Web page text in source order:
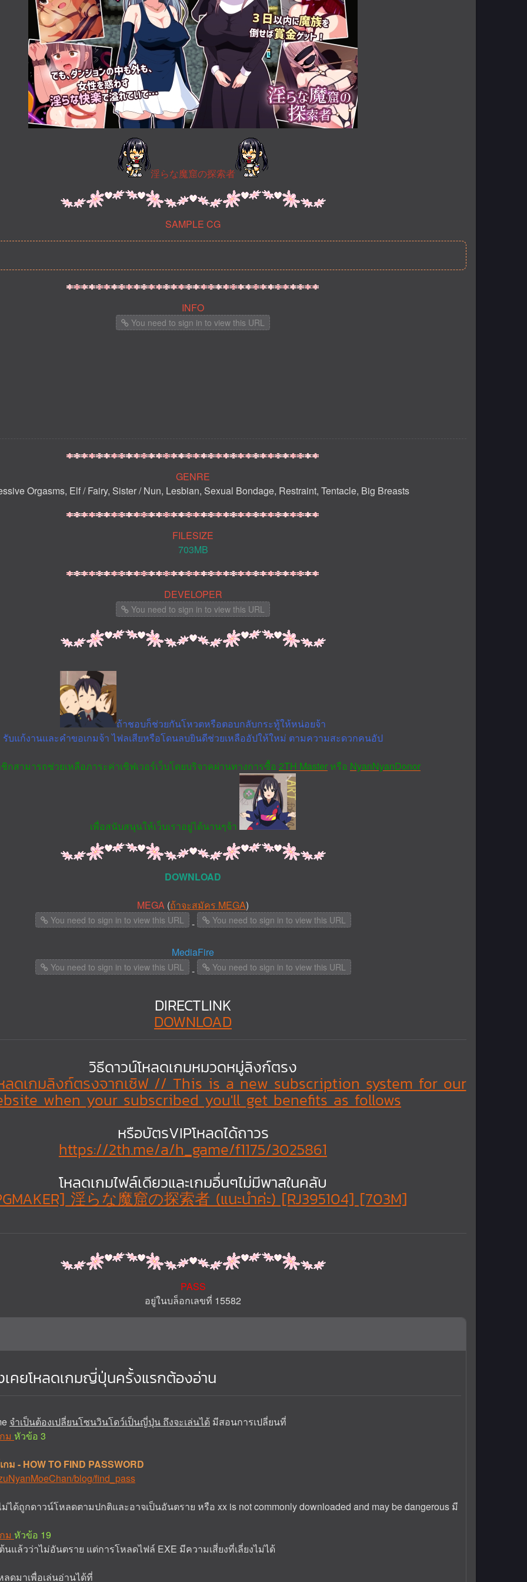
淫らな魔窟の探索者
SAMPLE CG
INFO
You need to sign in to view this URL
GENRE
Orgasms, Elf / Fairy, Sister / Nun, Lesbian, Sexual Bondage, Restraint, Tentacle, Big Breasts
FILESIZE
703MB
DEVELOPER
You need to sign in to view this URL
ถ้าชอบก็ช่วยกันโหวตหรือตอบกลับกระทู้ให้หน่อยจ้า
รับแก้งานและคำขอเกมจ้า ไฟลเสียหรือโดนลบยินดีช่วยเหลืออัปให้ใหม่ ตามความสะดวกคนอัป
กสามารถช่วยเหลือภาระค่าเซิฟเวอร์เว็บโดยบริจาคผ่านทางการซื้อ 2TH Master หรือ NyanNyanDonor
เพื่อสนับสนุนให้เว็บเราอยู่ได้นานๆจ้า
DOWNLOAD
MEGA (ถ้าจะสมัคร MEGA)
You need to sign in to view this URL - You need to sign in to view this URL
MediaFire
You need to sign in to view this URL - You need to sign in to view this URL
DIRECTLINK
DOWNLOAD
วิธีดาวน์โหลดเกมหมวดหมู่ลิงก์ตรง
หลดเกมลิงก์ตรงจากเซิฟ // This is a new subscription system for our
when your subscribed you'll get benefits as follows
หรือบัตรVIPโหลดได้ถาวร
https://2th.me/a/h_game/f1175/3025861
โหลดเกมไฟล์เดียวและเกมอื่นๆไม่มีพาสในคลับ
淫らな魔窟の探索者 (แนะนำค่ะ) [RJ395104] [703M]
PASS
อยู่ในบล็อกเลขที่ 15582
คยโหลดเกมญี่ปุ่นครั้งแรกต้องอ่าน
จำเป็นต้องเปลี่ยนโซนวินโดว์เป็นญี่ปุ่น ถึงจะเล่นได้ มีสอนการเปลี่ยนที่
ม หัวข้อ 3
ม - HOW TO FIND PASSWORD
blog/find_pass
ได้ถูกดาวน์โหลดตามปกติและอาจเป็นอันตราย หรือ xx is not commonly downloaded and may be dangerous มี
ม หัวข้อ 19
นแล้วว่าไม่อันตราย แต่การโหลดไฟล์ EXE มีความเสี่ยงที่เลี่ยงไม่ได้
ดมาเพื่อเล่นอ่านได้ที่